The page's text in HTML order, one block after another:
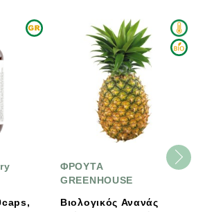
ΦΡΟΥΤΑ
GREENHOUSE
Βιολογικός Ανανάς
Βιολογικά